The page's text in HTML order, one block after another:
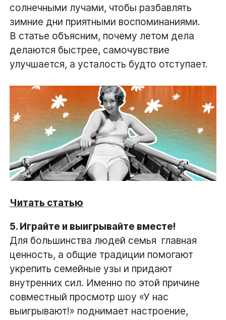
солнечными лучами, чтобы разбавлять
зимние дни приятными воспоминаниями.
В статье объясним, почему летом дела
делаются быстрее, самочувствие
улучшается, а усталость будто отступает.
Читать статью
5. Играйте и выигрывайте вместе!
Для большинства людей семья  главная
ценность, а общие традиции помогают
укрепить семейные узы и придают
внутренних сил. Именно по этой причине
совместный просмотр шоу «У нас
выигрывают!» поднимает настроение,